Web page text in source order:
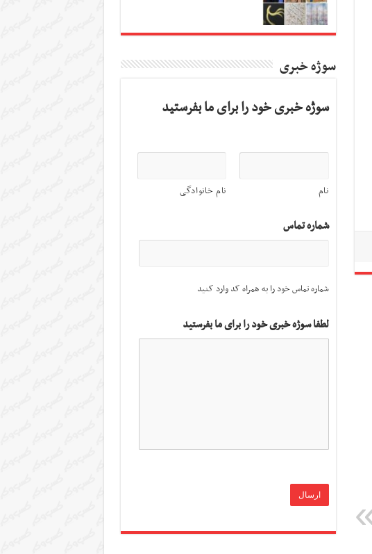
سوژه خبری
سوژه خبری خود را برای ما بفرستید
نام نام خانوادگی
شماره تماس
شماره تماس خود را به همراه کد وارد کنید
لطفا سوژه خبری خود را برای ما بفرستید